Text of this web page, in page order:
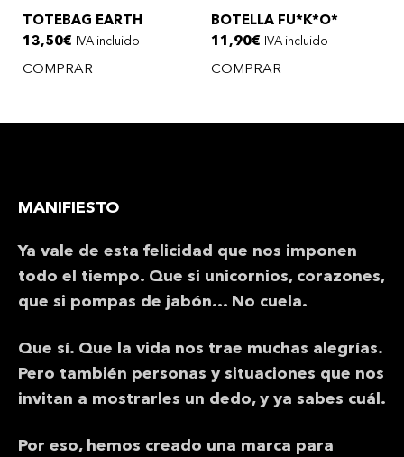
TOTEBAG EARTH
13,50€ IVA incluido
COMPRAR
BOTELLA FU*K*O*
11,90€ IVA incluido
COMPRAR
MANIFIESTO
Ya vale de esta felicidad que nos imponen
todo el tiempo. Que si unicornios, corazones,
que si pompas de jabón… No cuela.
Que sí. Que la vida nos trae muchas alegrías.
Pero también personas y situaciones que nos
invitan a mostrarles un dedo, y ya sabes cuál.
Por eso, hemos creado una marca para